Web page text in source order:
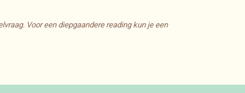
Voor een diepgaandere reading kun je een